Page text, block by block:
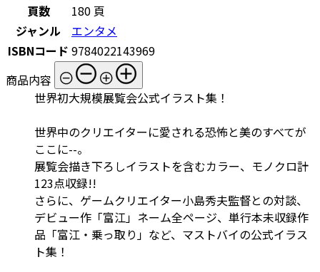
頁数
180 頁
ジャンル
エンタメ
ISBNコード 9784022143969
商品内容
世界初大規模展覧会公式イラスト集！
世界中のクリエイターに愛される恐怖と美のすべてが
ここに--。
展覧会描き下ろしイラストを含むカラー、モノクロ計
123点収録!!
さらに、ゲームクリエイター小島秀夫監督との対談、
デビュー作「富江」ネーム全ページ、単行本未収録作
品「富江・乗っ取り」など、マストバイの公式イラス
ト集！